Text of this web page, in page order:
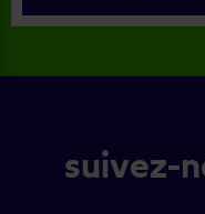
suivez-